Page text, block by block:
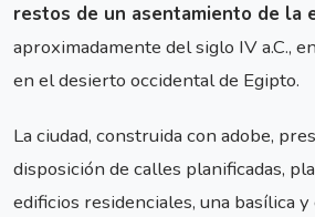
restos de un asentamiento de la
aproximadamente del siglo IV a.C.,
en el desierto occidental de Egipto.
La ciudad, construida con adobe,
disposición de calles planificadas,
edificios residenciales, una basílica